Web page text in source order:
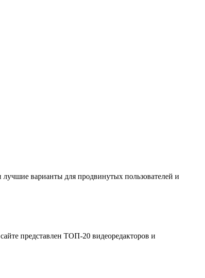
варианты для продвинутых пользователей и
представлен ТОП-20 видеоредакторов и